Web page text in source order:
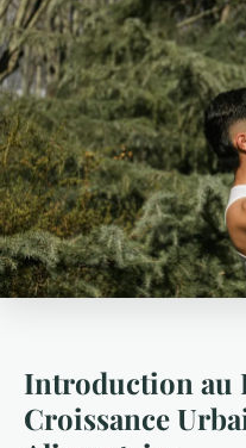
Introduction au
Croissance